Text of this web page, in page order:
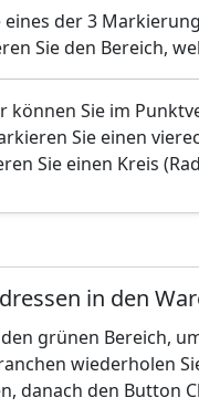
eines der 3
Sie den Bereich,
können Sie im
Sie einen
Sie einen Kreis
in den
grünen Bereich,
wiederholen
danach den Button